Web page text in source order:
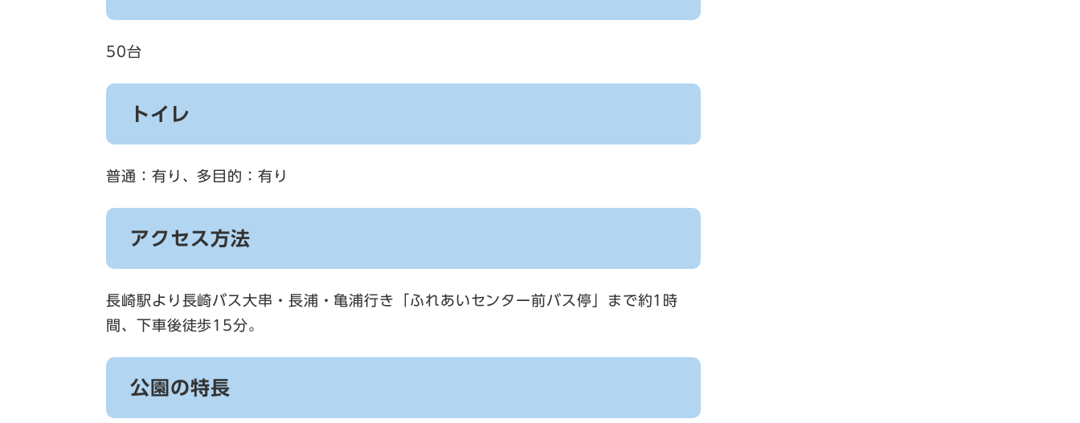
50台
トイレ
普通：有り、多目的：有り
アクセス方法
長崎駅より長崎バス大串・長浦・亀浦行き「ふれあいセンター前バス停」まで約1時
間、下車後徒歩15分。
公園の特長